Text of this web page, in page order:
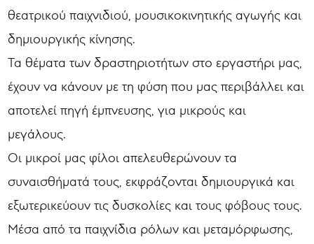
θεατρικού παιχνιδιού, μουσικοκινητικής αγωγής και
δημιουργικής κίνησης.
Τα θέματα των δραστηριοτήτων στο εργαστήρι μας,
έχουν να κάνουν με τη φύση που μας περιβάλλει και
αποτελεί πηγή έμπνευσης, για μικρούς και
μεγάλους.
Οι μικροί μας φίλοι απελευθερώνουν τα
συναισθήματά τους, εκφράζονται δημιουργικά και
εξωτερικεύουν τις δυσκολίες και τους φόβους τους.
Μέσα από τα παιχνίδια ρόλων και μεταμόρφωσης,